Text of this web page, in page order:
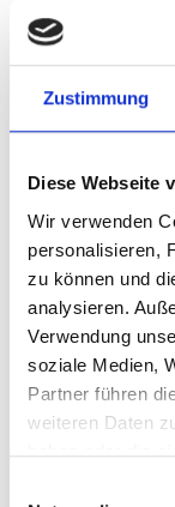
Zustimmung
Diese Webseite
Wir verwenden
personalisieren,
zu können und
analysieren.
Verwendung
soziale Medien,
Partner führen
weiteren Daten
haben oder die
Alexander
ergänzte: „Wir
Forderungen.
Betroffenen zu
Peter Schmitt,
„Nach Jahren
relativ kurzen
Beteiligten
Zeichen war es
Voderholzer an
jeder Zeit an
Jetzt gilt es, die
Regensburg